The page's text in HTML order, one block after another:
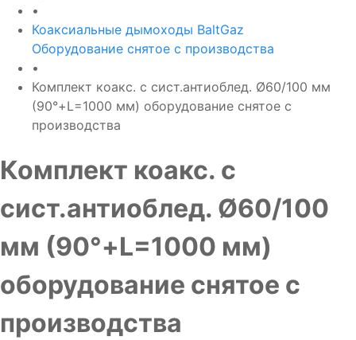
•
Коаксиальные дымоходы BaltGaz
Оборудование снятое с производства
•
Комплект коакс. с сист.антиоблед. Ø60/100 мм
(90°+L=1000 мм) оборудование снятое с
производства
Комплект коакс. с
сист.антиоблед. Ø60/100
мм (90°+L=1000 мм)
оборудование снятое с
производства